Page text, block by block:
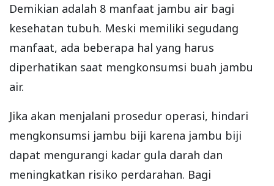
Demikian adalah 8 manfaat jambu air bagi
kesehatan tubuh. Meski memiliki segudang
manfaat, ada beberapa hal yang harus
diperhatikan saat mengkonsumsi buah jambu
air.
Jika akan menjalani prosedur operasi, hindari
mengkonsumsi jambu biji karena jambu biji
dapat mengurangi kadar gula darah dan
meningkatkan risiko perdarahan. Bagi